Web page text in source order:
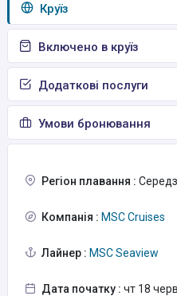
Круїз
Включено в круїз
Додаткові послуги
Умови бронювання
Регіон плавання :
Компанія : MSC Cruises
Лайнер : MSC Seaview
Дата початку : чт 18